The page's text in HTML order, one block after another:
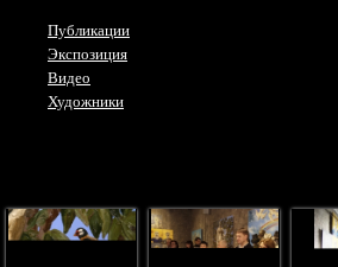
Публикации
Экспозиция
Видео
Художники